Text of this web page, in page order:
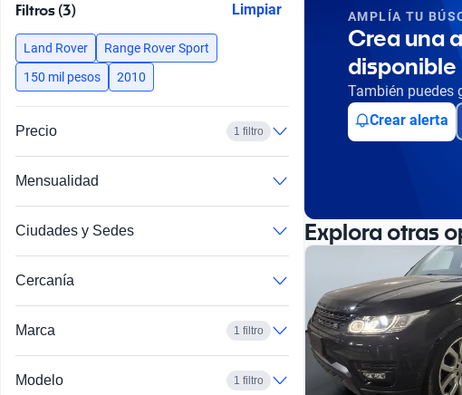
Busca por modelo
Busca por versión
Busca por año
Filtros (3) Limpiar
Land Rover
Range Rover Sport
150 mil pesos
2010
Precio 1 filtro
Mensualidad
Ciudades y Sedes
Cercanía
Marca 1 filtro
Modelo 1 filtro
AMPLÍA TU
Crea una
disponible
También puedes
Crear alerta
Explora otras